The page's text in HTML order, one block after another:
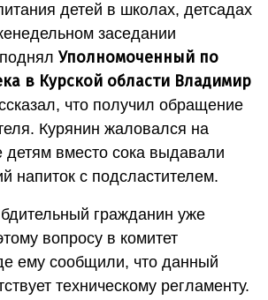
детей в школах, детсадах
заседании
Уполномоченный по
в Курской области Владимир
что получил обращение
Курянин жаловался на
вместо сока выдавали
напиток с подсластителем.
гражданин уже
вопросу в комитет
ему сообщили, что данный
техническому регламенту.